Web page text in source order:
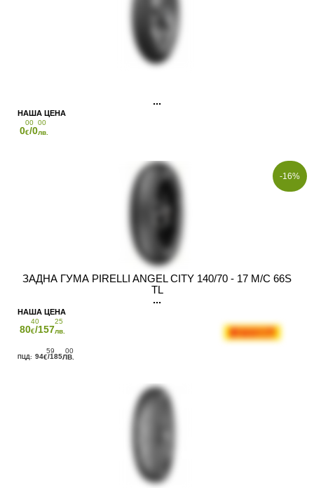
0
00
€/0
00
лв.
-16%
ЗАДНА ГУМА PIRELLI ANGEL CITY 140/70 - 17 M/C 66S
TL
80
40
€/157
25
лв.
94
59
€/185
00
ЛВ.